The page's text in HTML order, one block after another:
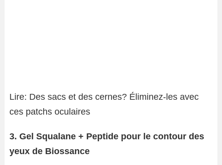
Lire: Des sacs et des cernes? Éliminez-les avec
ces patchs oculaires
3. Gel Squalane + Peptide pour le contour des
yeux de Biossance